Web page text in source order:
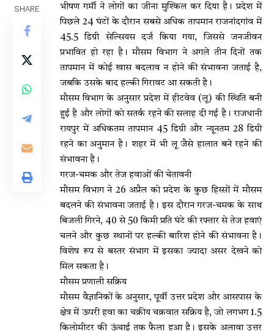
SHARE
भीषण गर्मी ने लोगों का जीना मुश्किल कर दिया है। प्रदेश में
पिछले 24 घंटों के दौरान सबसे अधिक तापमान राजनांदगांव में
45.5 डिग्री सेल्सियस दर्ज किया गया, जिससे जनजीवन
प्रभावित हो रहा है। मौसम विभाग ने अगले तीन दिनों तक
तापमान में कोई खास बदलाव न होने की संभावना जताई है,
जबकि उसके बाद हल्की गिरावट आ सकती है।
मौसम विभाग के अनुसार प्रदेश में हीटवेव (लू) की स्थिति बनी
हुई है और लोगों को सतर्क रहने की सलाह दी गई है। राजधानी
रायपुर में अधिकतम तापमान 45 डिग्री और न्यूनतम 28 डिग्री
रहने का अनुमान है। शहर में भी लू जैसे हालात बने रहने की
संभावना है।
गरज-चमक और तेज हवाओं की चेतावनी
मौसम विभाग ने 26 अप्रैल को प्रदेश के कुछ हिस्सों में मौसम
बदलने की संभावना जताई है। इस दौरान गरज-चमक के साथ
बिजली गिरने, 40 से 50 किमी प्रति घंटे की रफ्तार से तेज हवाएं
चलने और कुछ स्थानों पर हल्की बारिश होने की संभावना है।
विशेष रूप से बस्तर संभाग में इसका ज्यादा असर देखने को
मिल सकता है।
मौसम प्रणाली सक्रिय
मौसम वैज्ञानिकों के अनुसार, पूर्वी उत्तर प्रदेश और आसपास के
क्षेत्र में ऊपरी हवा का चक्रीय चक्रवात सक्रिय है, जो लगभग 1.5
किलोमीटर की ऊंचाई तक फैला हुआ है। इसके अलावा उत्तर